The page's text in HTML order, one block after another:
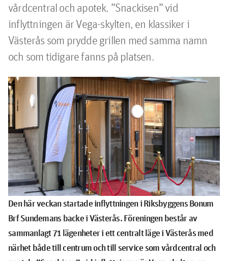
vårdcentral och apotek. ”Snackisen” vid
inflyttningen är Vega-skylten, en klassiker i
Västerås som prydde grillen med samma namn
och som tidigare fanns på platsen.
Den här veckan startade inflyttningen i Riksbyggens Bonum
Brf Sundemans backe i Västerås. Föreningen består av
sammanlagt 71 lägenheter i ett centralt läge i Västerås med
närhet både till centrum och till service som vårdcentral och